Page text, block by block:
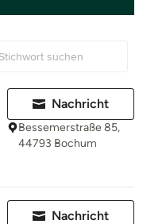
Nachricht
Bessemerstraße 85,
44793 Bochum
Nachricht